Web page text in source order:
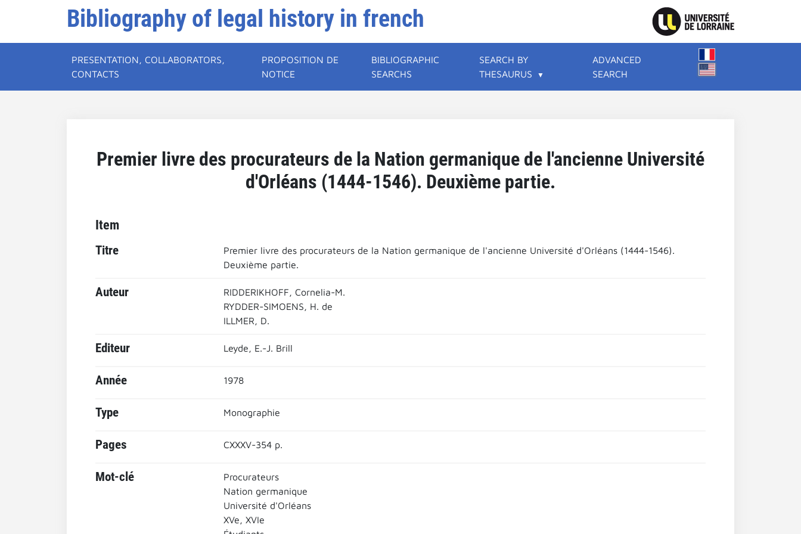
Bibliography of legal history in french
PRESENTATION, COLLABORATORS,
CONTACTS
PROPOSITION DE
NOTICE
BIBLIOGRAPHIC
SEARCHS
SEARCH BY
THESAURUS
ADVANCED
SEARCH
Premier livre des procurateurs de la Nation germanique de l'ancienne Université
d'Orléans (1444-1546). Deuxième partie.
Item
Titre
Premier livre des procurateurs de la Nation germanique de l'ancienne Université d'Orléans (1444-1546).
Deuxième partie.
Auteur
RIDDERIKHOFF, Cornelia-M.
RYDDER-SIMOENS, H. de
ILLMER, D.
Editeur Leyde, E.-J. Brill
Année 1978
Type Monographie
Pages CXXXV-354 p.
Mot-clé
Procurateurs
Nation germanique
Université d'Orléans
XVe, XVIe